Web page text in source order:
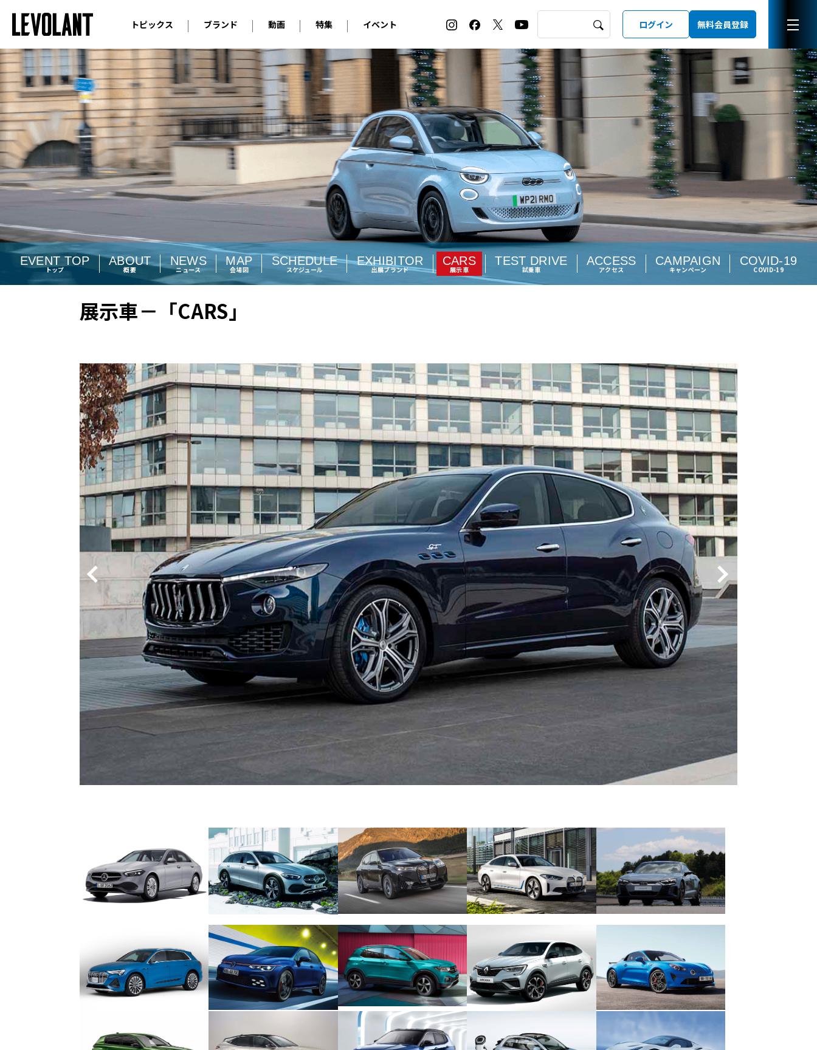
トピックス
ニュース
スクープ
試乗
コラム
ブランド
輸入車 アウディ BMW
アルピナ
メルセデス・ベンツ
ポルシェ
フォルクスワーゲン
アルピーヌ
シトロエン
DSオートモビル
プジョー
ルノー
アバルト
アルファ・ロメオ
フェラーリ
フィアット
ランボルギーニ
マセラティ
アストン・マーティン
ベントレー
ケータハム
ジャガー
ランドローバー
ロータス
マクラーレン
MINI
モーガン
ロールス・ロイス
ボルボ
キャデラック
シボレー
ジープ
テスラ
ヒョンデ
BYD
ホンダ
スバル
マツダ
三菱
ダイハツ
スズキ
光岡
その他
動画
オリジナル動画
特集
2026 サマータイヤ＆ホイール バイヤーズガイド
2025-2026 冬 スタッドレス＆ウインタータイヤ バイヤーズガイド
ホイールカタログ2025-2026冬
ホイールカタログ
タイヤ特集
イベント
ル・ボラン カーズ・ミート2026横浜
SNOW EXPERIENCE in TOGAKUSHI SKI FIELD
EV:LIFE FUTAKO TAMAGAWA 2026
EV:LIFE KOBE 2025
ル・ボラン カーズ・ミート2025横浜
ログイン 無料会員登録
EVENT TOP
トップ
ABOUT
概要
NEWS
ニュース
MAP
会場図
SCHEDULE
スケジュール
EXHIBITOR
出展ブランド
CARS
展示車
TEST DRIVE
試乗車
ACCESS
アクセス
CAMPAIGN
キャンペーン
COVID-19
COVID-19
展示車－「CARS」